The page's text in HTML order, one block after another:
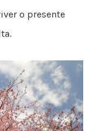
o presente